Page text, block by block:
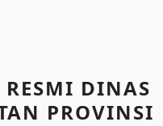
RESMI DINAS
PROVINSI